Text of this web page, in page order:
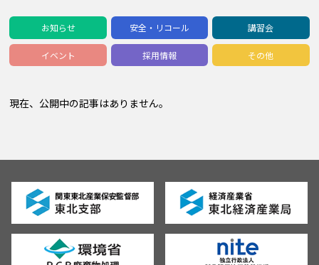
お知らせ 安全・リコール 講習会
イベント 採用情報 その他
現在、公開中の記事はありません。